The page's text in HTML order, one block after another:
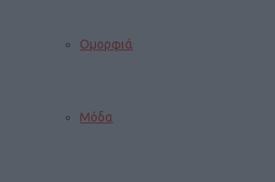
Ομορφιά
Μόδα